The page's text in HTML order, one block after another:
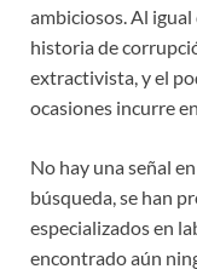
ambiciosos. Al
historia de
extractivista, y el
ocasiones incurre
No hay una señal
búsqueda, se han
especializados en
encontrado aún